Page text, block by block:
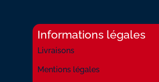
Informations légales
Livraisons
Mentions légales